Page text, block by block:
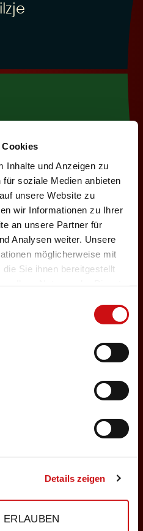
Cookies
Inhalte und Anzeigen zu
soziale Medien anbieten
unsere Website zu
wir Informationen zu Ihrer
an unsere Partner für
Analysen weiter. Unsere
möglicherweise mit
Sie ihnen bereitgestellt
Details zeigen
mit